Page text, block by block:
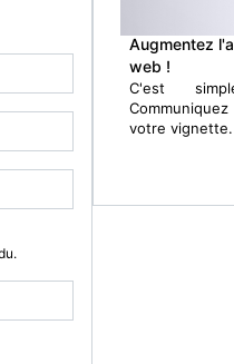
Augmentez
web !
C'est
votre vignette.